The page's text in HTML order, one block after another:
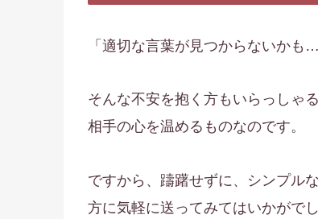
「適切な言葉が見つからないかも…
そんな不安を抱く方もいらっしゃ
相手の心を温めるものなのです。
ですから、躊躇せずに、シンプル
方に気軽に送ってみてはいかがでし